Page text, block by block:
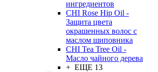
ингредиентов
CHI Rose Hip Oil -
Защита цвета
окрашенных волос с
маслом шиповника
CHI Tea Tree Oil -
Масло чайного дерева
+ ЕЩЕ 13